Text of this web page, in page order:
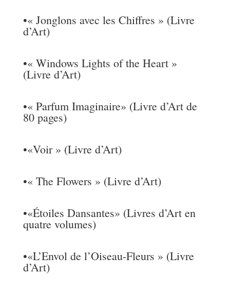
•« Jonglons avec les Chiffres » (Livre
d’Art)
•« Windows Lights of the Heart »
(Livre d’Art)
•« Parfum Imaginaire» (Livre d’Art de
80 pages)
•«Voir » (Livre d’Art)
•« The Flowers » (Livre d’Art)
•«Étoiles Dansantes» (Livres d’Art en
quatre volumes)
•«L’Envol de l’Oiseau-Fleurs » (Livre
d’Art)